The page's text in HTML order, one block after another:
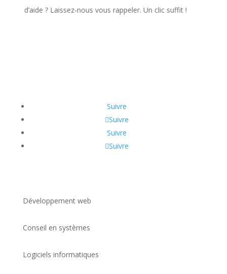
nous vous rappeler. Un clic suffit !
Suivre
Suivre
Suivre
Suivre
Développement web
Conseil en systèmes
Logiciels informatiques